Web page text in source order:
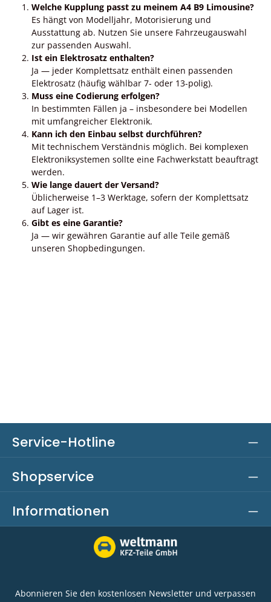
Welche Kupplung passt zu meinem A4 B9 Limousine?
Es hängt von Modelljahr, Motorisierung und
Ausstattung ab. Nutzen Sie unsere Fahrzeugauswahl
zur passenden Auswahl.
Ist ein Elektrosatz enthalten?
Ja — jeder Komplettsatz enthält einen passenden
Elektrosatz (häufig wählbar 7- oder 13-polig).
Muss eine Codierung erfolgen?
In bestimmten Fällen ja – insbesondere bei Modellen
mit umfangreicher Elektronik.
Kann ich den Einbau selbst durchführen?
Mit technischem Verständnis möglich. Bei komplexen
Elektroniksystemen sollte eine Fachwerkstatt beauftragt
werden.
Wie lange dauert der Versand?
Üblicherweise 1–3 Werktage, sofern der Komplettsatz
auf Lager ist.
Gibt es eine Garantie?
Ja — wir gewähren Garantie auf alle Teile gemäß
unseren Shopbedingungen.
Service-Hotline
Shopservice
Informationen
Abonnieren Sie den kostenlosen Newsletter und verpassen